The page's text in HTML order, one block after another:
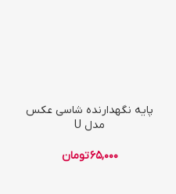
پایه نگهدارنده شاسی عکس
مدل U
65,000تومان